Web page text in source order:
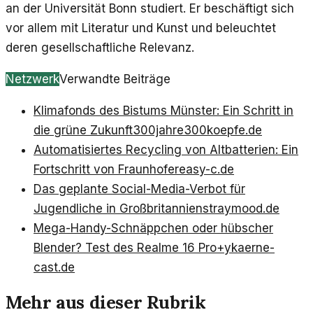
an der Universität Bonn studiert. Er beschäftigt sich
vor allem mit Literatur und Kunst und beleuchtet
deren gesellschaftliche Relevanz.
NetzwerkVerwandte Beiträge
Klimafonds des Bistums Münster: Ein Schritt in
die grüne Zukunft300jahre300koepfe.de
Automatisiertes Recycling von Altbatterien: Ein
Fortschritt von Fraunhofereasy-c.de
Das geplante Social-Media-Verbot für
Jugendliche in Großbritannienstraymood.de
Mega-Handy-Schnäppchen oder hübscher
Blender? Test des Realme 16 Pro+ykaerne-
cast.de
Mehr aus dieser Rubrik